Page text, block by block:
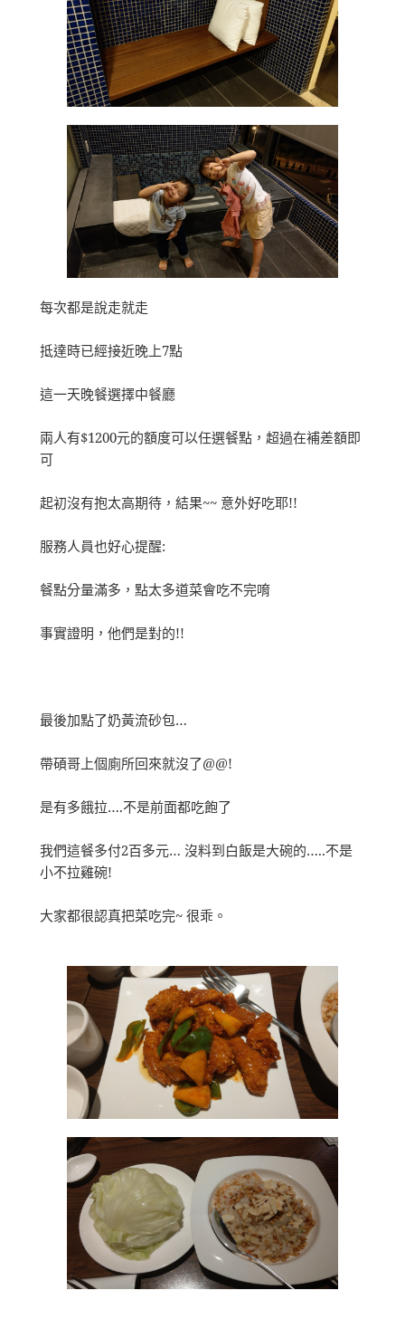
每次都是說走就走
抵達時已經接近晚上7點
這一天晚餐選擇中餐廳
兩人有$1200元的額度可以任選餐點，超過在補差額即
可
起初沒有抱太高期待，結果~~ 意外好吃耶!!
服務人員也好心提醒:
餐點分量滿多，點太多道菜會吃不完唷
事實證明，他們是對的!!
最後加點了奶黃流砂包…
帶碩哥上個廁所回來就沒了@@!
是有多餓拉….不是前面都吃飽了
我們這餐多付2百多元… 沒料到白飯是大碗的…..不是
小不拉雞碗!
大家都很認真把菜吃完~ 很乖。